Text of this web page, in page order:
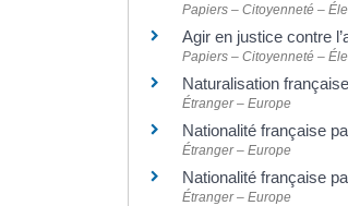
Papiers – Citoyenneté –
Agir en justice contre
Papiers – Citoyenneté –
Naturalisation
Étranger – Europe
Nationalité française
Étranger – Europe
Nationalité française
Étranger – Europe